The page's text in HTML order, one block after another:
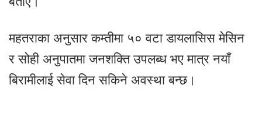
महतराका अनुसार कम्तीमा ५० वटा डायलासिस मेसिन
र सोही अनुपातमा जनशक्ति उपलब्ध भए मात्र नयाँ
बिरामीलाई सेवा दिन सकिने अवस्था बन्छ।